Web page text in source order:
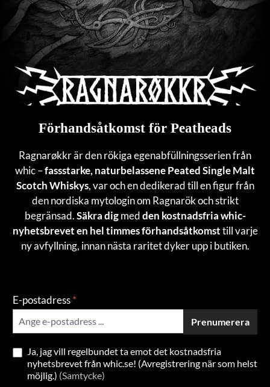
Förhandsåtkomst för Peatheads
Ragnarøkkr är den rökiga egenabfüllningsserien från
whic –fassstarke, naturbelassene Peated Single Malt
Scotch Whiskys, var och en dedikerad till en figur från
den nordiska mytologin om Ragnarök och strikt
begränsad.Säkra digmedden kostnadsfria whic-
nyhetsbrevet en hel timmes förhandsåtkomsttill varje
ny avfyllning, innan nästa raritet dyker upp i butiken.
E-postadress*
Ja, jag vill regelbundet ta emot det kostnadsfria
nyhetsbrevet från whic.se! (Avregistrering när som helst
möjlig.) (Samtycke)
Prenumerera